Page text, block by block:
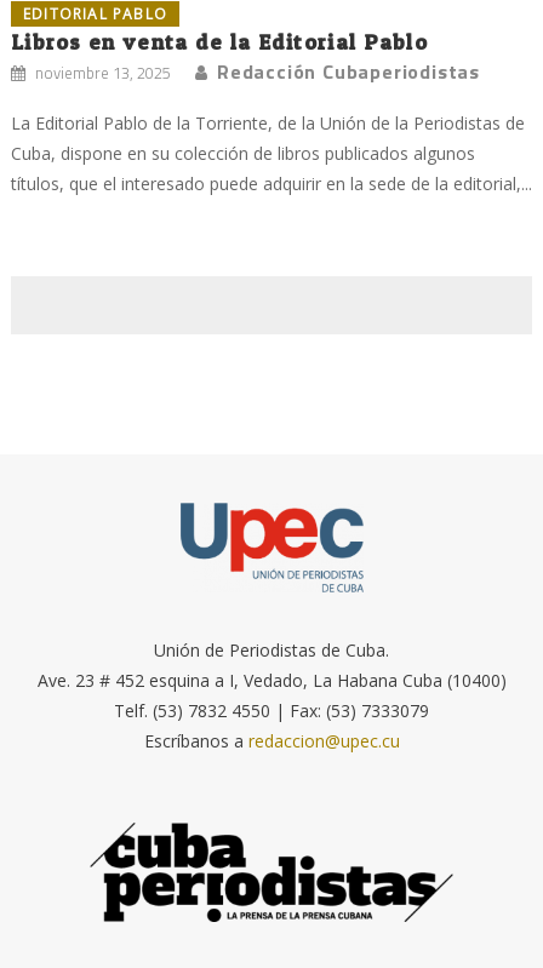
EDITORIAL PABLO
Libros en venta de la Editorial Pablo
noviembre 13, 2025 Redacción Cubaperiodistas
La Editorial Pablo de la Torriente, de la Unión de la Periodistas de
Cuba, dispone en su colección de libros publicados algunos
títulos, que el interesado puede adquirir en la sede de la editorial,...
Unión de Periodistas de Cuba.
Ave. 23 # 452 esquina a I, Vedado, La Habana Cuba (10400)
Telf. (53) 7832 4550 | Fax: (53) 7333079
Escríbanos a redaccion@upec.cu